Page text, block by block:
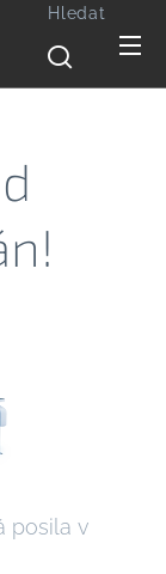
Hledat
posila v